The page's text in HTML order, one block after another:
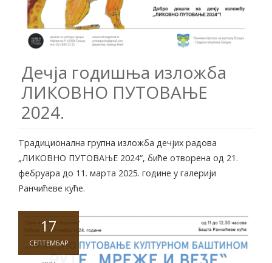
Дечја годишња изложба
ЛИКОВНО ПУТОВАЊЕ
2024.
Традиционална групна изложба дечјих радова
„ЛИКОВНО ПУТОВАЊЕ 2024“, биће отворена од 21.
фебруара до 11. марта 2025. године у галерији
Ранчићеве куће.
17
СЕПТЕМБАР